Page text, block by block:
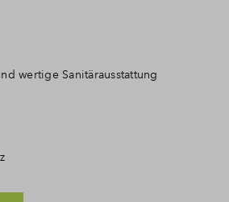
wertige Sanitärausstattung